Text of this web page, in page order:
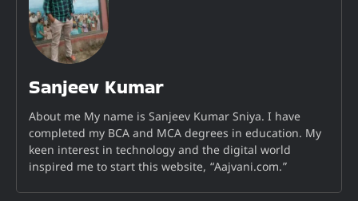
Sanjeev Kumar
About me My name is Sanjeev Kumar Sniya. I have
completed my BCA and MCA degrees in education. My
keen interest in technology and the digital world
inspired me to start this website, “Aajvani.com.”